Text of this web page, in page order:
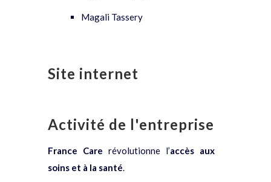
Magali Tassery
Site internet
Activité de l'entreprise
France Care révolutionne l’accès aux
soins et à la santé.